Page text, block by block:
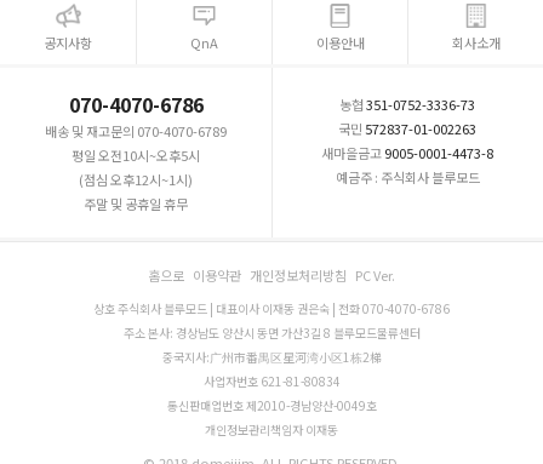
공지사항 QnA 이용안내 회사소개
070-4070-6786
배송 및 재고문의 070-4070-6789
평일 오전10시~오후5시
(점심 오후12시~1시)
주말 및 공휴일 휴무
농협351-0752-3336-73
국민 572837-01-002263
새마을금고9005-0001-4473-8
예금주 : 주식회사 블루모드
홈으로 이용약관 개인정보처리방침 PC Ver.
상호 주식회사 블루모드 | 대표이사 이재동 권은숙 | 전화 070-4070-6786
주소 본사: 경상남도 양산시 동면 가산3길 8 블루모드물류센터
중국지사:广州市番禺区星河湾小区1栋2梯
사업자번호 621-81-80834
통신판매업번호 제2010-경남양산-0049호
개인정보관리책임자 이재동